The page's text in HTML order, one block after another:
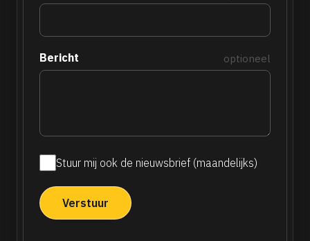
Bericht optioneel
Maandelijkse
nieuwsbrief
Stuur mij ook de nieuwsbrief (maandelijks)